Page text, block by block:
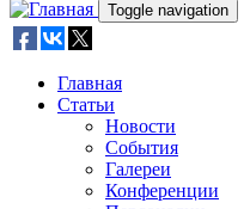
Toggle navigation
Главная
Статьи
Новости
События
Галереи
Конференции